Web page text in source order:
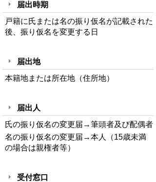
届出時期
戸籍に氏または名の振り仮名が記載された
後、振り仮名を変更する日
届出地
本籍地または所在地（住所地）
届出人
氏の振り仮名の変更届→筆頭者及び配偶者
名の振り仮名の変更届→本人（15歳未満
の場合は親権者等）
受付窓口